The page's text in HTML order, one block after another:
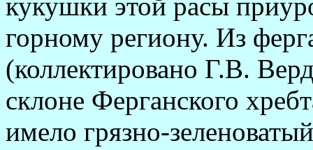
горному региону. Из
(коллектировано Г.В.
склоне Ферганского
имело грязно-